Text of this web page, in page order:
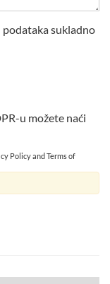
sukladno
u možete naći
PolicyandTerms of